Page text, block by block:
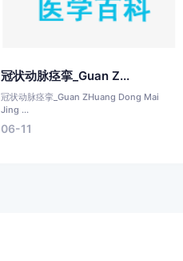
冠状动脉痉挛_Guan Z...
冠状动脉痉挛_Guan ZHuang Dong Mai
Jing ...
06-11